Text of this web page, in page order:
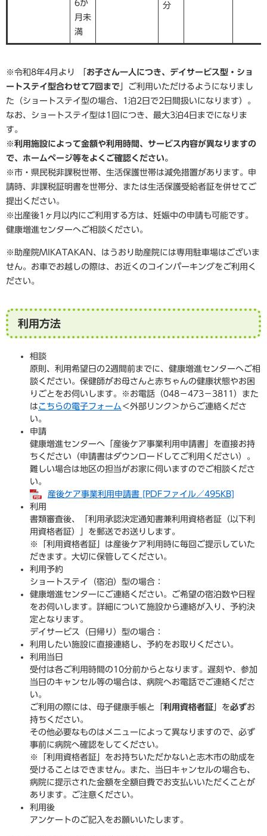
6か
月未
満
分
※令和8年4月より 「 お子さん一人につき、デイサービス型・ショ
ートステイ型合わせて7回まで 」ご利用いただけるようになりまし
た（ショートステイ型の場合、1泊2日で2日間扱いになります）。
なお、ショートステイ型は1回につき、最大3泊4日までになりま
す。
※利用施設によって金額や利用時間、サービス内容が異なりますの
で、ホームページ等をよくご確認ください。
※市・県民税非課税世帯、生活保護世帯は減免措置があります。申
請時、非課税証明書を世帯分、または生活保護受給者証を併せてご
提出ください。
※出産後1ヶ月以内にご利用する方は、妊娠中の申請も可能です。
健康増進センターへご相談ください。
※助産院MIKATAKAN、はうおり助産院には専用駐車場はございま
せん。お車でお越しの際は、お近くのコインパーキングをご利用く
ださい。
利用方法
相談
原則、利用希望日の2週間前までに、健康増進センターへご相
談ください。保健師がお母さんと赤ちゃんの健康状態やお困
りごとをお伺いします。※お電話（048−473−3811）また
は こちらの電子フォーム ＜外部リンク＞ からご連絡くださ
い。
申請
健康増進センターへ「産後ケア事業利用申請書」を直接お持
ちください（申請書はダウンロードしてご利用ください）。
難しい場合は地区の担当がお家に伺いますのでご相談くださ
い。
産後ケア事業利用申請書 [PDFファイル／495KB]
利用
書類審査後、「利用承認決定通知書兼利用資格者証（以下利
用資格者証）」を郵送でお送りします。
※「利用資格者証」は産後ケア利用時に毎回ご提示していた
だきます。大切に保管してください。
利用予約
ショートステイ（宿泊）型の場合：
健康増進センターにご連絡ください。ご希望の宿泊数や日程
をお伺いします。詳細について施設から連絡が入り、予約決
定となります。
デイサービス（日帰り）型の場合：
利用したい施設に直接連絡し、予約をお取りください。
利用当日
受付は各ご利用時間の10分前からとなります。遅刻や、参加
当日のキャンセル等の場合は、病院へお電話でご連絡くださ
い。
ご利用の際には、母子健康手帳と「 利用資格者証 」を必ずお
持ちください。
その他必要なものはメニューによって異なりますので、必ず
事前に病院へ確認をしてください。
※「利用資格者証」をお持ちいただかないと志木市の助成を
受けることはできません。また、当日キャンセルの場合も、
病院に提示された金額を全額自費でお支払いいただくことが
あります。ご注意ください。
利用後
アンケートのご記入をお願いいたします。